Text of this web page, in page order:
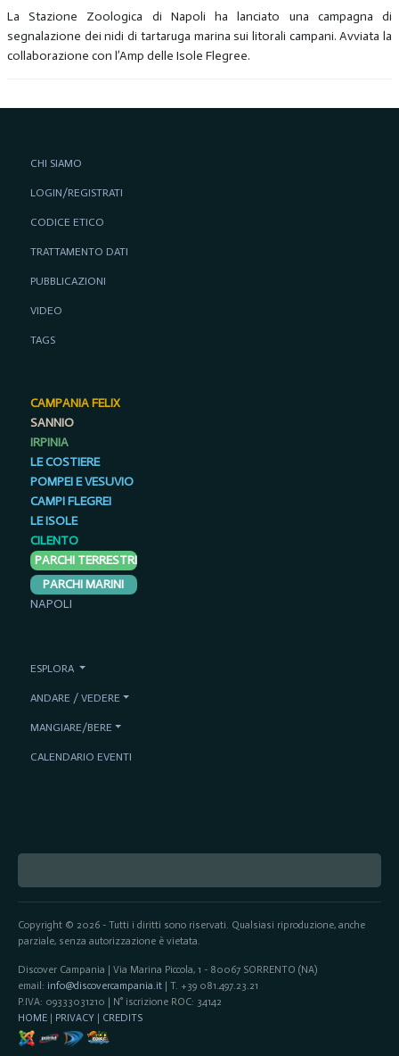
La Stazione Zoologica di Napoli ha lanciato una campagna di
segnalazione dei nidi di tartaruga marina sui litorali campani. Avviata la
collaborazione con l’Amp delle Isole Flegree.
Copyright © 2026 - Tutti i diritti sono riservati. Qualsiasi riproduzione, anche
parziale, senza autorizzazione è vietata.
Discover Campania | Via Marina Piccola, 1 - 80067 SORRENTO (NA)
email: info@discovercampania.it| T. +39 081.497.23.21
P.IVA: 09333031210 | N° iscrizione ROC: 34142
HOME| PRIVACY | CREDITS
CHI SIAMO
LOGIN/REGISTRATI
CODICE ETICO
TRATTAMENTO DATI
PUBBLICAZIONI
VIDEO
TAGS
CAMPANIA FELIX
SANNIO
IRPINIA
LE COSTIERE
POMPEI E VESUVIO
CAMPI FLEGREI
LE ISOLE
CILENTO
PARCHI TERRESTRI
PARCHI MARINI
NAPOLI
ESPLORA
ANDARE / VEDERE
MANGIARE/BERE
CALENDARIO EVENTI